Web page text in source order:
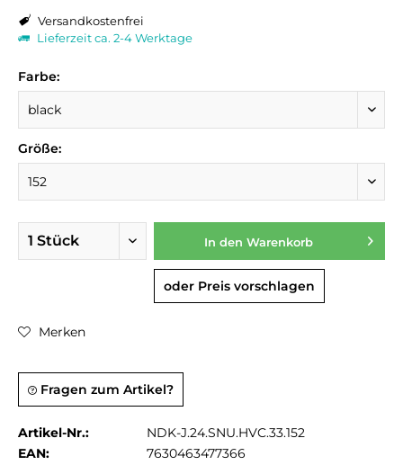
Versandkostenfrei
Lieferzeit ca. 2-4 Werktage
Farbe:
Größe:
In den Warenkorb
oder Preis vorschlagen
Merken
Fragen zum Artikel?
Artikel-Nr.:
NDK-J.24.SNU.HVC.33.152
EAN:
7630463477366